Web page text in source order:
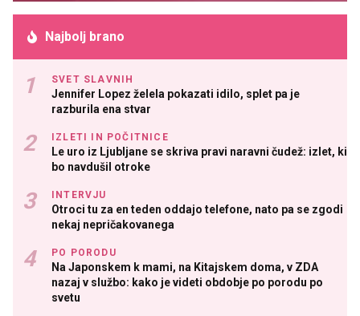
Najbolj brano
SVET SLAVNIH
Jennifer Lopez želela pokazati idilo, splet pa je
razburila ena stvar
IZLETI IN POČITNICE
Le uro iz Ljubljane se skriva pravi naravni čudež: izlet, ki
bo navdušil otroke
INTERVJU
Otroci tu za en teden oddajo telefone, nato pa se zgodi
nekaj nepričakovanega
PO PORODU
Na Japonskem k mami, na Kitajskem doma, v ZDA
nazaj v službo: kako je videti obdobje po porodu po
svetu